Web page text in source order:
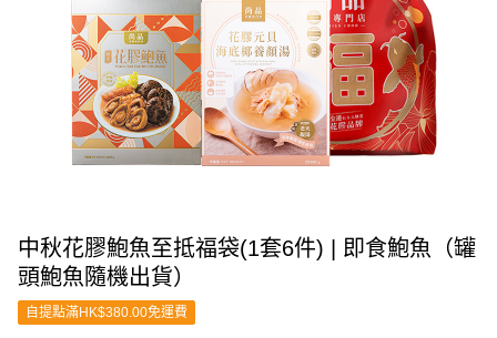
中秋花膠鮑魚至抵福袋(1套6件) | 即食鮑魚（罐
頭鮑魚隨機出貨）
自提點滿HK$380.00免運費